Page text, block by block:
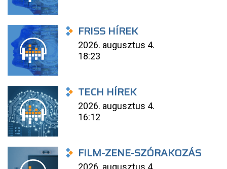
FRISS HÍREK
2026. augusztus 4.
18:23
TECH HÍREK
2026. augusztus 4.
16:12
FILM-ZENE-SZÓRAKOZÁS
2026. augusztus 4.